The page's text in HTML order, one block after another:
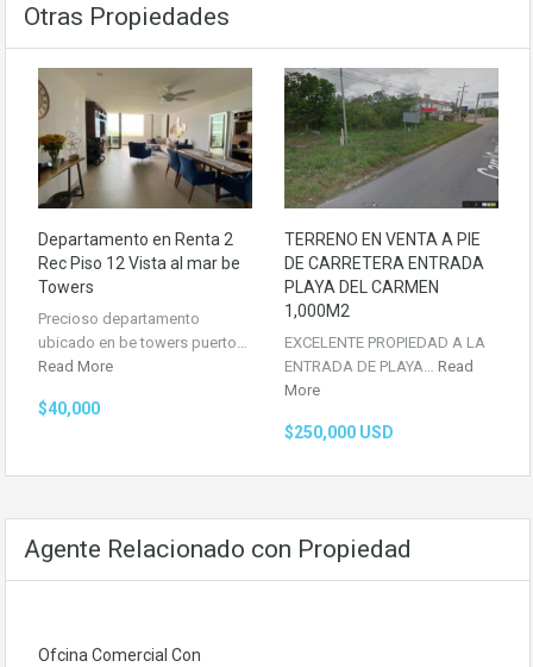
Otras Propiedades
Departamento en Renta 2
Rec Piso 12 Vista al mar be
Towers
Precioso departamento
ubicado en be towers puerto…
Read More
$40,000
TERRENO EN VENTA A PIE
DE CARRETERA ENTRADA
PLAYA DEL CARMEN
1,000M2
EXCELENTE PROPIEDAD A LA
ENTRADA DE PLAYA… Read
More
$250,000 USD
Agente Relacionado con Propiedad
Ofcina Comercial Con